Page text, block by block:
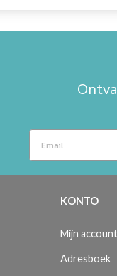
KONTO
Mijn account
Adresboek